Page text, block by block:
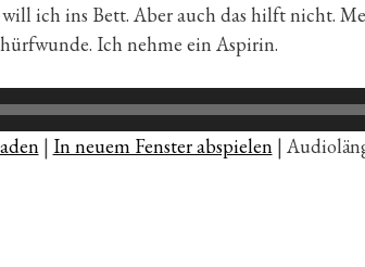
ich ins Bett. Aber auch das hilft nicht.
Ich nehme ein Aspirin.
| In neuem Fenster abspielen|